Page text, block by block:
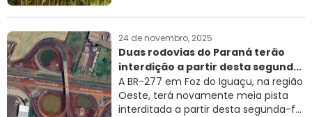
24 de novembro, 2025
Duas rodovias do Paraná terão
interdição a partir desta segund...
A BR-277 em Foz do Iguaçu, na região
Oeste, terá novamente meia pista
interditada a partir desta segunda-f...